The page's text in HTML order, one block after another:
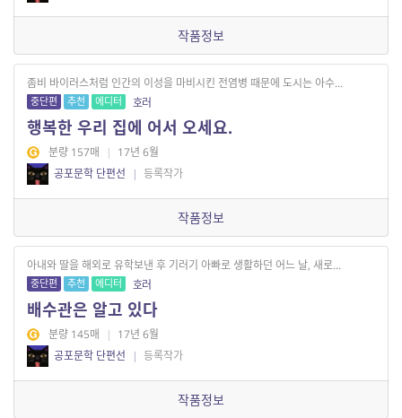
작품정보
좀비 바이러스처럼 인간의 이성을 마비시킨 전염병 때문에 도시는 아수...
중단편 추천 에디터 호러
행복한 우리 집에 어서 오세요.
분량 157매 | 17년 6월
공포문학 단편선
| 등록작가
작품정보
아내와 딸을 해외로 유학보낸 후 기러기 아빠로 생활하던 어느 날, 새로...
중단편 추천 에디터 호러
배수관은 알고 있다
분량 145매 | 17년 6월
공포문학 단편선
| 등록작가
작품정보